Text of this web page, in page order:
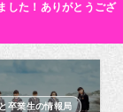
した！ありがとうござ
卒業生の情報局